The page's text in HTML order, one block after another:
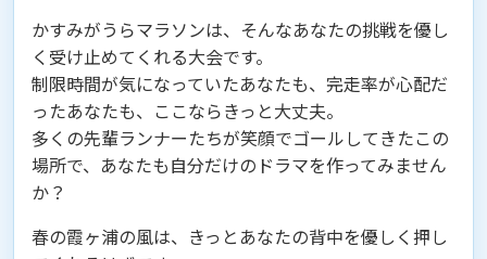
かすみがうらマラソンは、そんなあなたの挑戦を優し
く受け止めてくれる大会です。
制限時間が気になっていたあなたも、完走率が心配だ
ったあなたも、ここならきっと大丈夫。
多くの先輩ランナーたちが笑顔でゴールしてきたこの
場所で、あなたも自分だけのドラマを作ってみません
か？
春の霞ヶ浦の風は、きっとあなたの背中を優しく押し